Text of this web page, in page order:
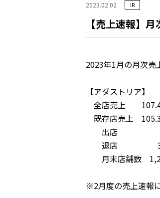
2023.02.02 IR
【売上速報】
2023年1月の月次売
【アダストリア】
全店売上
既存店売上
出店 0
退店 32
月末店舗数 1,236
※2月度の売上速報